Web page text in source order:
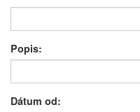
Popis:
Dátum od: